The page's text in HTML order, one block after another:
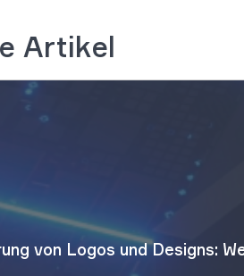
Artikel
von Logos und Designs: